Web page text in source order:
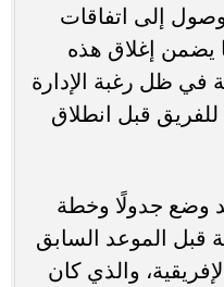
إلى اتفاقات
يضمن إغلاق هذه
في ظل رغبة الإدارة
للفريق قبل انطلاق
وضع جدولًا وخطة
قبل الموعد السابق
والذي كان